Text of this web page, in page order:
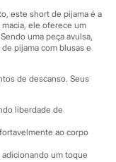
este short de pijama é a
ele oferece um
uma peça avulsa,
pijama com blusas e
de descanso. Seus
liberdade de
ao corpo
adicionando um toque